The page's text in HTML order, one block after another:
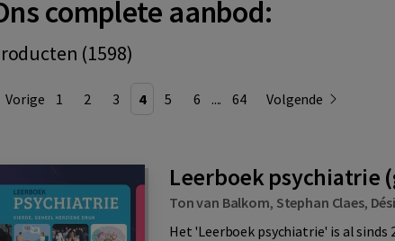
complete aanbod:
(1598)
Vorige 1 2 3 4 5 6 .... 64 Volgende
Leerboek psychiatrie
Ton van Balkom, Stephan Claes,
Het 'Leerboek psychiatrie' is al